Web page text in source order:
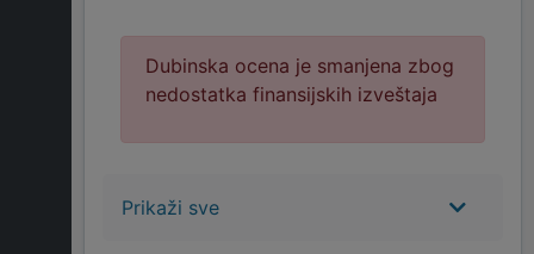
Dubinska ocena je smanjena zbog
nedostatka finansijskih izveštaja
Prikaži sve